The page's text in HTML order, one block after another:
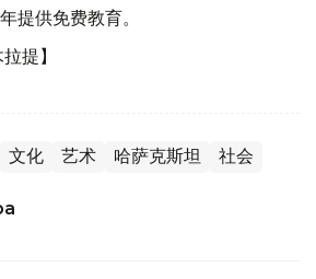
提供免费教育。
提】
文化 艺术 哈萨克斯坦 社会